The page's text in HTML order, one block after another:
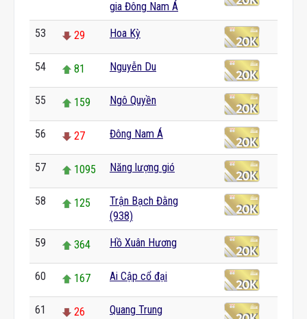
gia Đông Nam Á
53 29 Hoa Kỳ
54 81 Nguyễn Du
55 159 Ngô Quyền
56 27 Đông Nam Á
57 1095 Năng lượng gió
58 125
Trận Bạch Đằng
(938)
59 364 Hồ Xuân Hương
60 167 Ai Cập cổ đại
61 26 Quang Trung